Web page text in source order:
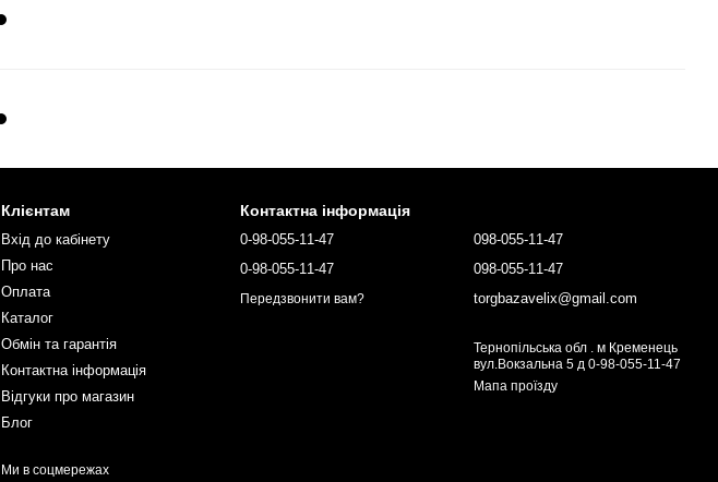
Клієнтам
Вхід до кабінету
Про нас
Оплата
Каталог
Обмін та гарантія
Контактна інформація
Відгуки про магазин
Блог
Ми в соцмережах
Контактна інформація
0-98-055-11-47
0-98-055-11-47
Передзвонити вам?
098-055-11-47
098-055-11-47
torgbazavelix@gmail.com
Тернопільська обл . м Кременець
вул.Вокзальна 5 д 0-98-055-11-47
Мапа проїзду